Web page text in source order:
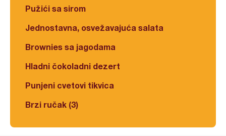
Pužići sa sirom
Jednostavna, osvežavajuća salata
Brownies sa jagodama
Hladni čokoladni dezert
Punjeni cvetovi tikvica
Brzi ručak (3)